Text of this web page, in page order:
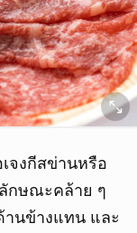
จงกีสข่านหรือ
กษณะคล้าย ๆ
านข้างแทน และ